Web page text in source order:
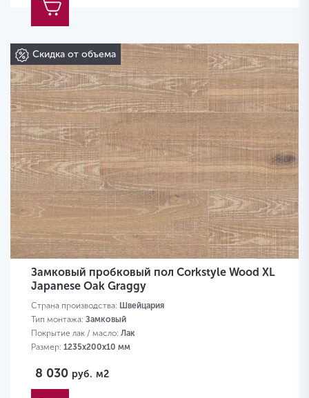
Скидка от объема
Замковый пробковый пол Corkstyle Wood XL
Japanese Oak Graggy
Страна производства: Швейцария
Тип монтажа: Замковый
Покрытие лак / масло: Лак
Размер: 1235х200х10 мм
8 030 руб. м2